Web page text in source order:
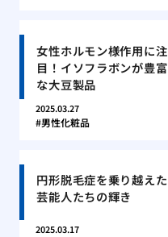
女性ホルモン様作用に注
目！イソフラボンが豊富
な大豆製品
2025.03.27
男性化粧品
円形脱毛症を乗り越えた
芸能人たちの輝き
2025.03.17